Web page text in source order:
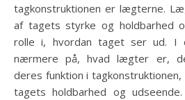
tagkonstruktionen er lægterne.
af tagets styrke og holdbarhed
rolle i, hvordan taget ser ud. I
nærmere på, hvad lægter er,
deres funktion i
tagets holdbarhed og